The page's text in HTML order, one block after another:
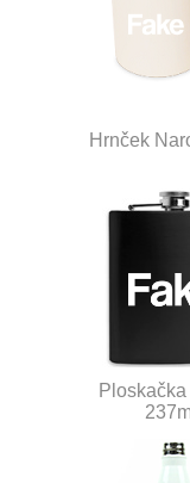
Hrnček